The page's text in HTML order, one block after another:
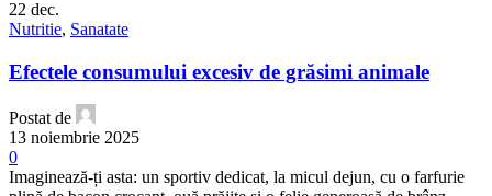
22 dec.
Nutritie, Sanatate
Efectele consumului excesiv de grăsimi animale
Postat de
13 noiembrie 2025
0
Imaginează-ți asta: un sportiv dedicat, la micul dejun, cu o farfurie